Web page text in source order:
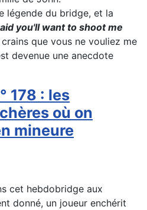
légende du bridge, et la
you'll want to shoot me
que vous ne vouliez me
devenue une anecdote
178 : les
où on
mineure
cet hebdobridge aux
donné, un joueur enchérit